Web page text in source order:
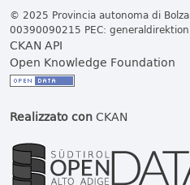
© 2025 Provincia autonoma di
00390090215 PEC:
CKAN API
Open Knowledge Foundation
Realizzato conCKAN